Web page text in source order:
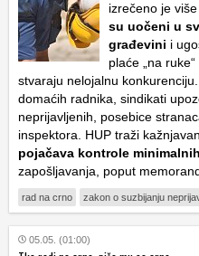
izrečeno je
su uočeni u
građevini i
plaće „na
stvaraju nelojalnu
domaćih radnika, sindikati
neprijavljenih, posebice
inspektora. HUP traži
pojačava kontrole
zapošljavanja, poput
rad na crno zakon o suzbijanju
05.05. (01:00)